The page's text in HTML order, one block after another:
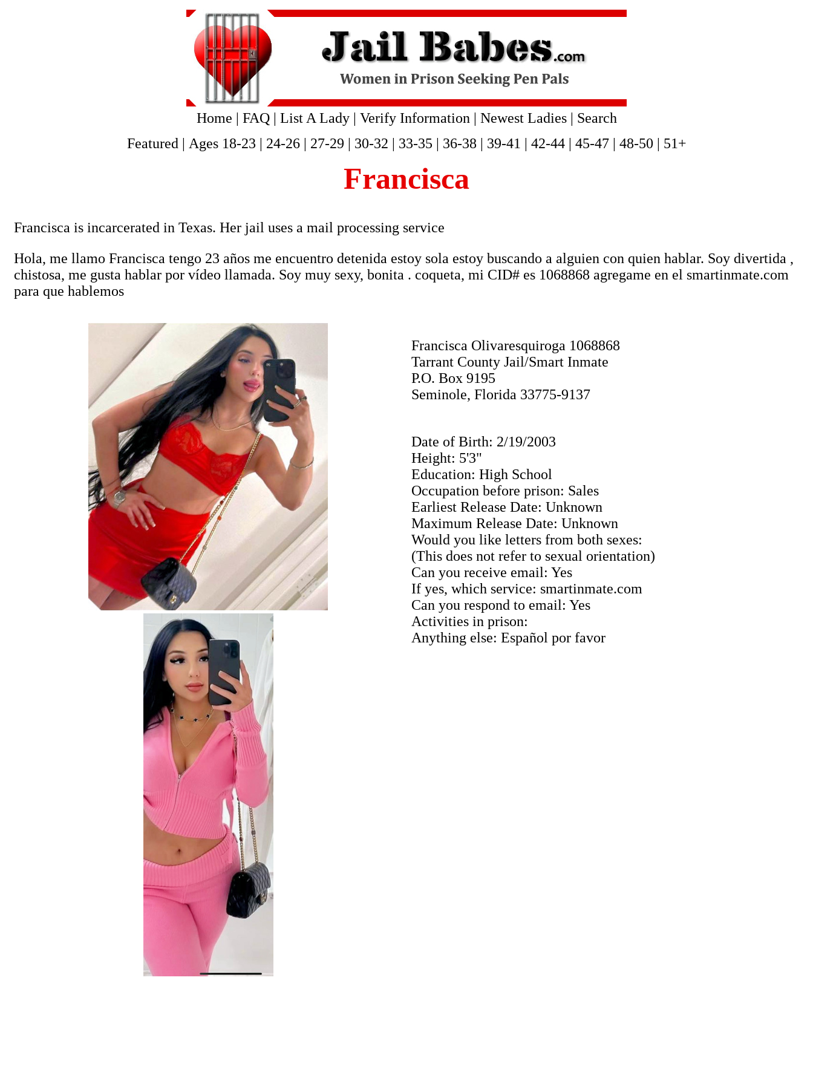
Home | FAQ| List A Lady| Verify Information | Newest Ladies| Search
Featured | Ages 18-23 | 24-26| 27-29 | 30-32 | 33-35 | 36-38 | 39-41 | 42-44| 45-47| 48-50 | 51+
Francisca
Francisca is incarcerated in Texas. Her jail uses a mail processing service
Hola, me llamo Francisca tengo 23 años me encuentro detenida estoy sola estoy buscando a alguien con quien hablar. Soy divertida ,
chistosa, me gusta hablar por vídeo llamada. Soy muy sexy, bonita . coqueta, mi CID# es 1068868 agregame en el smartinmate.com
para que hablemos
Francisca Olivaresquiroga 1068868
Tarrant County Jail/Smart Inmate
P.O. Box 9195
Seminole, Florida 33775-9137
Date of Birth: 2/19/2003
Height: 5'3"
Education: High School
Occupation before prison: Sales
Earliest Release Date: Unknown
Maximum Release Date: Unknown
Would you like letters from both sexes:
(This does not refer to sexual orientation)
Can you receive email: Yes
If yes, which service: smartinmate.com
Can you respond to email: Yes
Activities in prison:
Anything else: Español por favor